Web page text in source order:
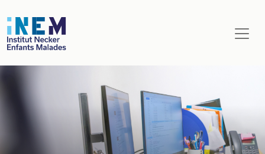
Aller au contenu principal